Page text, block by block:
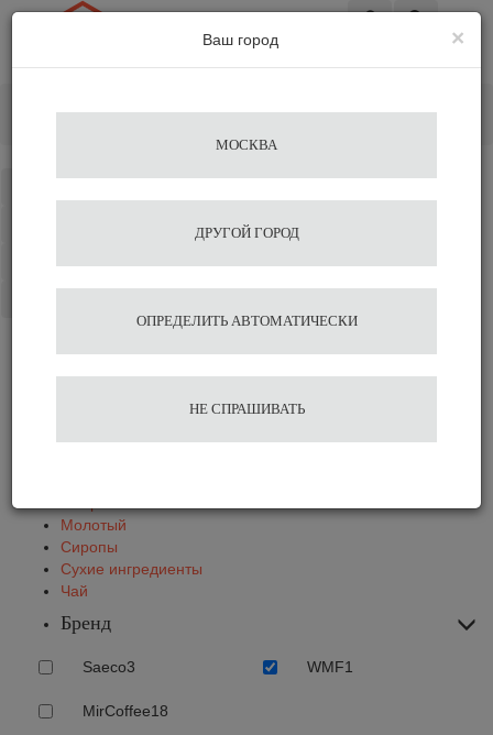
Молотый
Сиропы
Сухие ингредиенты
Чай
Бренд
Saeco3 WMF1
MirCoffee18
×
Ваш город
МОСКВА
ДРУГОЙ ГОРОД
ОПРЕДЕЛИТЬ АВТОМАТИЧЕСКИ
НЕ СПРАШИВАТЬ